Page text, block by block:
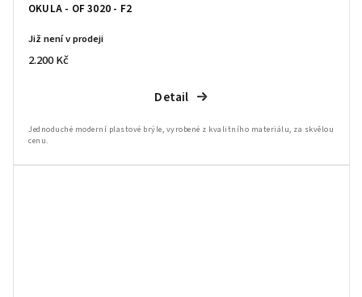
OKULA - OF 3020 - F2
Již není v prodeji
2.200 Kč
Detail
Jednoduché moderní plastové brýle, vyrobené z kvalitního materiálu, za skvělou